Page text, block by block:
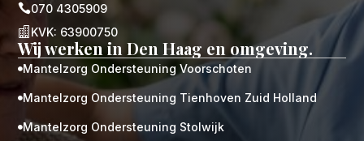
Gratis
kennismaking?
Neem vrijblijvend contact op!
Zorg op maat
Geen lange wachtlijsten
070 4305909
 KVK: 63900750
Wij werken in Den Haag en omgeving.
 Mantelzorg Ondersteuning Voorschoten
 Mantelzorg Ondersteuning Tienhoven Zuid Holland
 Mantelzorg Ondersteuning Stolwijk